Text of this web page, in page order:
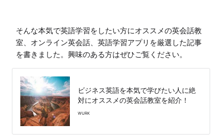
そんな本気で英語学習をしたい方にオススメの英会話教
室、オンライン英会話、英語学習アプリを厳選した記事
を書きました。興味のある方はぜひご覧ください。
ビジネス英語を本気で学びたい人に絶
対にオススメの英会話教室を紹介！
WURK